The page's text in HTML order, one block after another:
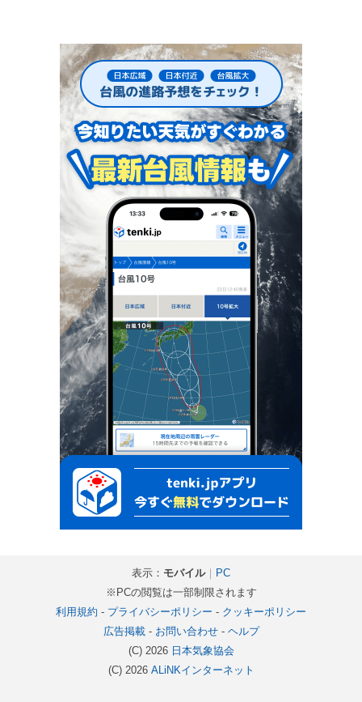
表示： モバイル｜ PC
※PCの閲覧は一部制限されます
利用規約 - プライバシーポリシー - クッキーポリシー
広告掲載- お問い合わせ- ヘルプ
(C) 2026 日本気象協会
(C) 2026 ALiNKインターネット